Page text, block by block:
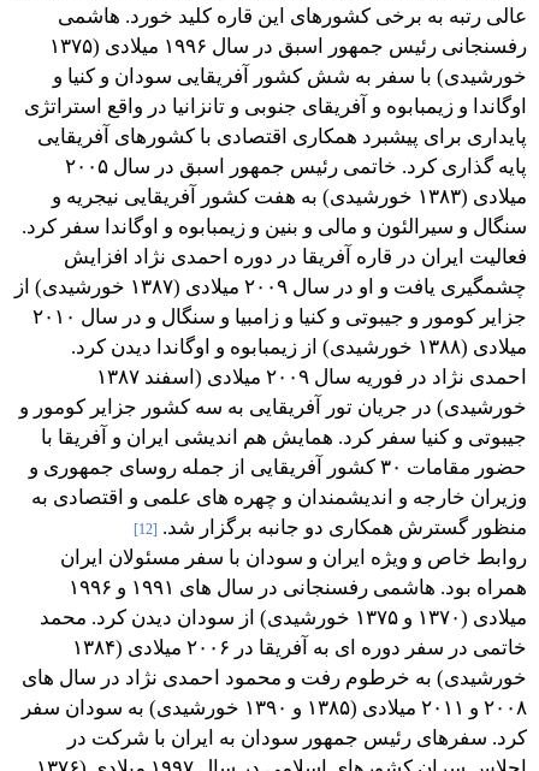
عالی رتبه به برخی کشورهای این قاره کلید خورد. هاشمی
رفسنجانی رئیس جمهور اسبق در سال ۱۹۹۶ میلادی (۱۳۷۵
خورشیدی) با سفر به شش کشور آفریقایی سودان و کنیا و
اوگاندا و زیمبابوه و آفریقای جنوبی و تانزانیا در واقع استراتژی
پایداری برای پیشبرد همکاری اقتصادی با کشورهای آفریقایی
پایه گذاری کرد. خاتمی رئیس جمهور اسبق در سال ۲۰۰۵
میلادی (۱۳۸۳ خورشیدی) به هفت کشور آفریقایی نیجریه و
سنگال و سیرالئون و مالی و بنین و زیمبابوه و اوگاندا سفر کرد.
فعالیت ایران در قاره آفریقا در دوره احمدی نژاد افزایش
چشمگیری یافت و او در سال ۲۰۰۹ میلادی (۱۳۸۷ خورشیدی) از
جزایر کومور و جیبوتی و کنیا و زامبیا و سنگال و در سال ۲۰۱۰
میلادی (۱۳۸۸ خورشیدی) از زیمبابوه و اوگاندا دیدن کرد.
احمدی نژاد در فوریه سال ۲۰۰۹ میلادی (اسفند ۱۳۸۷
خورشیدی) در جریان تور آفریقایی به سه کشور جزایر کومور و
جیبوتی و کنیا سفر کرد. همایش هم اندیشی ایران و آفریقا با
حضور مقامات ۳۰ کشور آفریقایی از جمله روسای جمهوری و
وزیران خارجه و اندیشمندان و چهره های علمی و اقتصادی به
منظور گسترش همکاری دو جانبه برگزار شد. [12]
روابط خاص و ویژه ایران و سودان با سفر مسئولان ایران
همراه بود. هاشمی رفسنجانی در سال های ۱۹۹۱ و ۱۹۹۶
میلادی (۱۳۷۰ و ۱۳۷۵ خورشیدی) از سودان دیدن کرد. محمد
خاتمی در سفر دوره ای به آفریقا در ۲۰۰۶ میلادی (۱۳۸۴
خورشیدی) به خرطوم رفت و محمود احمدی نژاد در سال های
۲۰۰۸ و ۲۰۱۱ میلادی (۱۳۸۵ و ۱۳۹۰ خورشیدی) به سودان سفر
کرد. سفرهای رئیس جمهور سودان به ایران با شرکت در